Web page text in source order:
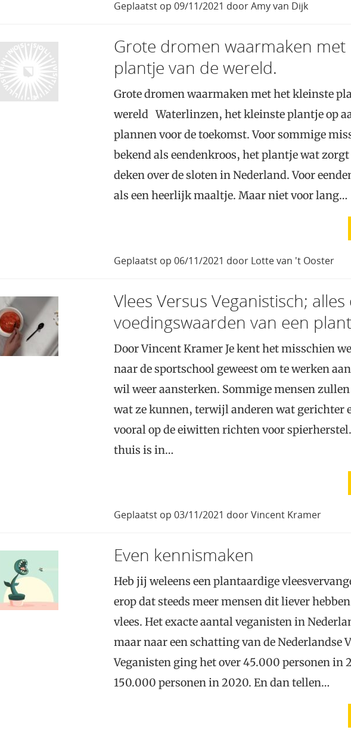
Geplaatst op 09/11/2021 door Amy van Dijk
Grote dromen waarmaken met
plantje van de wereld.
Grote dromen waarmaken met het kleinste
wereld Waterlinzen, het kleinste plantje op
plannen voor de toekomst. Voor sommige
bekend als eendenkroos, het plantje wat zorgt
deken over de sloten in Nederland. Voor
als een heerlijk maaltje. Maar niet voor lang…
Geplaatst op 06/11/2021 door Lotte van 't Ooster
Vlees Versus Veganistisch; alles
voedingswaarden van een
Door Vincent Kramer Je kent het misschien
naar de sportschool geweest om te werken
wil weer aansterken. Sommige mensen
wat ze kunnen, terwijl anderen wat gerichter
vooral op de eiwitten richten voor
thuis is in…
Geplaatst op 03/11/2021 door Vincent Kramer
Even kennismaken
Heb jij weleens een plantaardige
erop dat steeds meer mensen dit liever
vlees. Het exacte aantal veganisten in
maar naar een schatting van de Nederlandse
Veganisten ging het over 45.000 personen in
150.000 personen in 2020. En dan tellen…